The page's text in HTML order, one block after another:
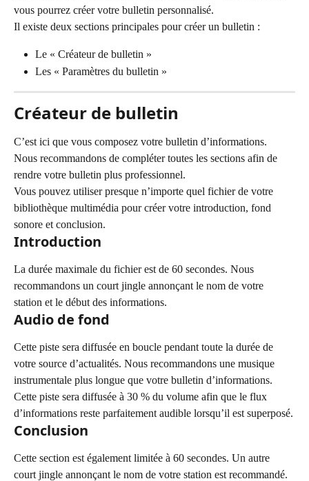
vous pourrez créer votre bulletin personnalisé.
Il existe deux sections principales pour créer un bulletin :
Le « Créateur de bulletin »
Les « Paramètres du bulletin »
Créateur de bulletin
C’est ici que vous composez votre bulletin d’informations.
Nous recommandons de compléter toutes les sections afin de
rendre votre bulletin plus professionnel.
Vous pouvez utiliser presque n’importe quel fichier de votre
bibliothèque multimédia pour créer votre introduction, fond
sonore et conclusion.
Introduction
La durée maximale du fichier est de 60 secondes. Nous
recommandons un court jingle annonçant le nom de votre
station et le début des informations.
Audio de fond
Cette piste sera diffusée en boucle pendant toute la durée de
votre source d’actualités. Nous recommandons une musique
instrumentale plus longue que votre bulletin d’informations.
Cette piste sera diffusée à 30 % du volume afin que le flux
d’informations reste parfaitement audible lorsqu’il est superposé.
Conclusion
Cette section est également limitée à 60 secondes. Un autre
court jingle annonçant le nom de votre station est recommandé.